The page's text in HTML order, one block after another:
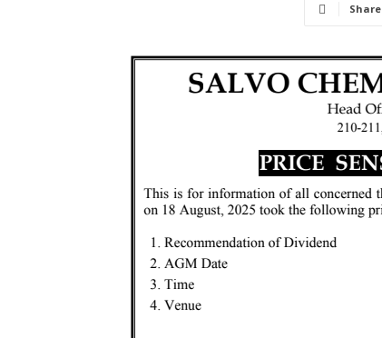
Share